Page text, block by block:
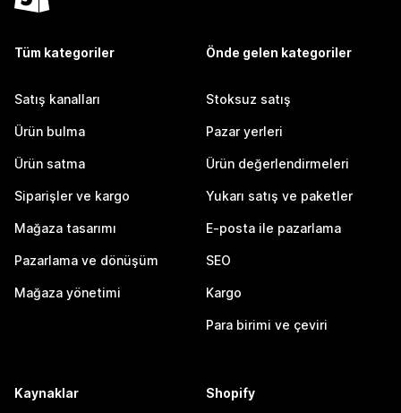
Tüm kategoriler
Satış kanalları
Ürün bulma
Ürün satma
Siparişler ve kargo
Mağaza tasarımı
Pazarlama ve dönüşüm
Mağaza yönetimi
Önde gelen kategoriler
Stoksuz satış
Pazar yerleri
Ürün değerlendirmeleri
Yukarı satış ve paketler
E-posta ile pazarlama
SEO
Kargo
Para birimi ve çeviri
Kaynaklar Shopify